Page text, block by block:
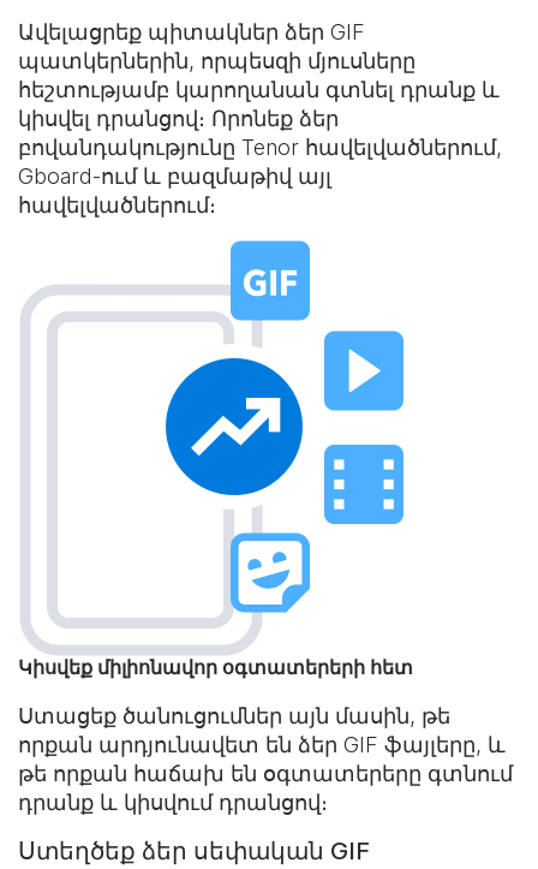
Ավելացրեք պիտակներ ձեր GIF
պատկերներին, որպեսզի մյուսները
հեշտությամբ կարողանան գտնել դրանք և
կիսվել դրանցով։ Որոնեք ձեր
բովանդակությունը Tenor հավելվածներում,
Gboard-ում և բազմաթիվ այլ
հավելվածներում։
Կիսվեք միլիոնավոր օգտատերերի հետ
Ստացեք ծանուցումներ այն մասին, թե
որքան արդյունավետ են ձեր GIF ֆայլերը, և
թե որքան հաճախ են օգտատերերը գտնում
դրանք և կիսվում դրանցով։
Ստեղծեք ձեր սեփական GIF